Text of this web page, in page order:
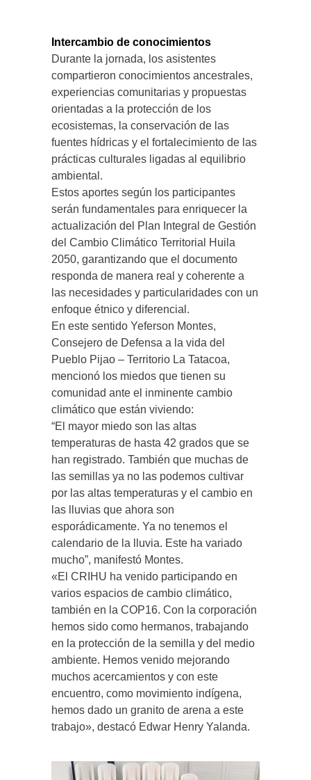
Intercambio de conocimientos
Durante la jornada, los asistentes
compartieron conocimientos ancestrales,
experiencias comunitarias y propuestas
orientadas a la protección de los
ecosistemas, la conservación de las
fuentes hídricas y el fortalecimiento de las
prácticas culturales ligadas al equilibrio
ambiental.
Estos aportes según los participantes
serán fundamentales para enriquecer la
actualización del Plan Integral de Gestión
del Cambio Climático Territorial Huila
2050, garantizando que el documento
responda de manera real y coherente a
las necesidades y particularidades con un
enfoque étnico y diferencial.
En este sentido Yeferson Montes,
Consejero de Defensa a la vida del
Pueblo Pijao – Territorio La Tatacoa,
mencionó los miedos que tienen su
comunidad ante el inminente cambio
climático que están viviendo:
“El mayor miedo son las altas
temperaturas de hasta 42 grados que se
han registrado. También que muchas de
las semillas ya no las podemos cultivar
por las altas temperaturas y el cambio en
las lluvias que ahora son
esporádicamente. Ya no tenemos el
calendario de la lluvia. Este ha variado
mucho”, manifestó Montes.
«El CRIHU ha venido participando en
varios espacios de cambio climático,
también en la COP16. Con la corporación
hemos sido como hermanos, trabajando
en la protección de la semilla y del medio
ambiente. Hemos venido mejorando
muchos acercamientos y con este
encuentro, como movimiento indígena,
hemos dado un granito de arena a este
trabajo», destacó Edwar Henry Yalanda.